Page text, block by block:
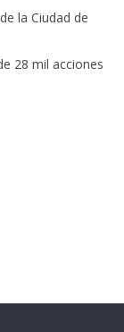
la Ciudad de
28 mil acciones